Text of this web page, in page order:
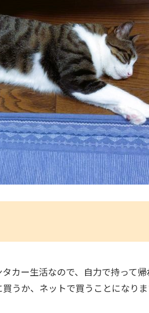
カー生活なので、自力で持って
うか、ネットで買うことになりま